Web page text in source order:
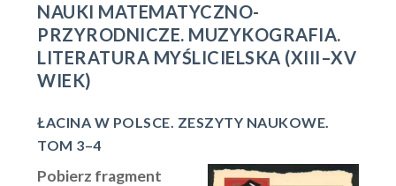
NAUKI MATEMATYCZNO-
PRZYRODNICZE. MUZYKOGRAFIA.
LITERATURA MYŚLICIELSKA (XIII–XV
WIEK)
ŁACINA W POLSCE. ZESZYTY NAUKOWE.
TOM 3–4
Pobierz fragment